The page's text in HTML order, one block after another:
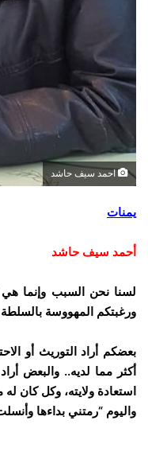
احمد سيف حاشد
يمنات
أحمد سيف حاشد
لسنا نحن السبب وإنما هي
ورغبتكم المهووسة بالسلطة
بعضكم أراد التوريث أو
أكثر مما لديه.. والبعض
استعادة ولايته، وكل
واليوم “رمتني بداءها